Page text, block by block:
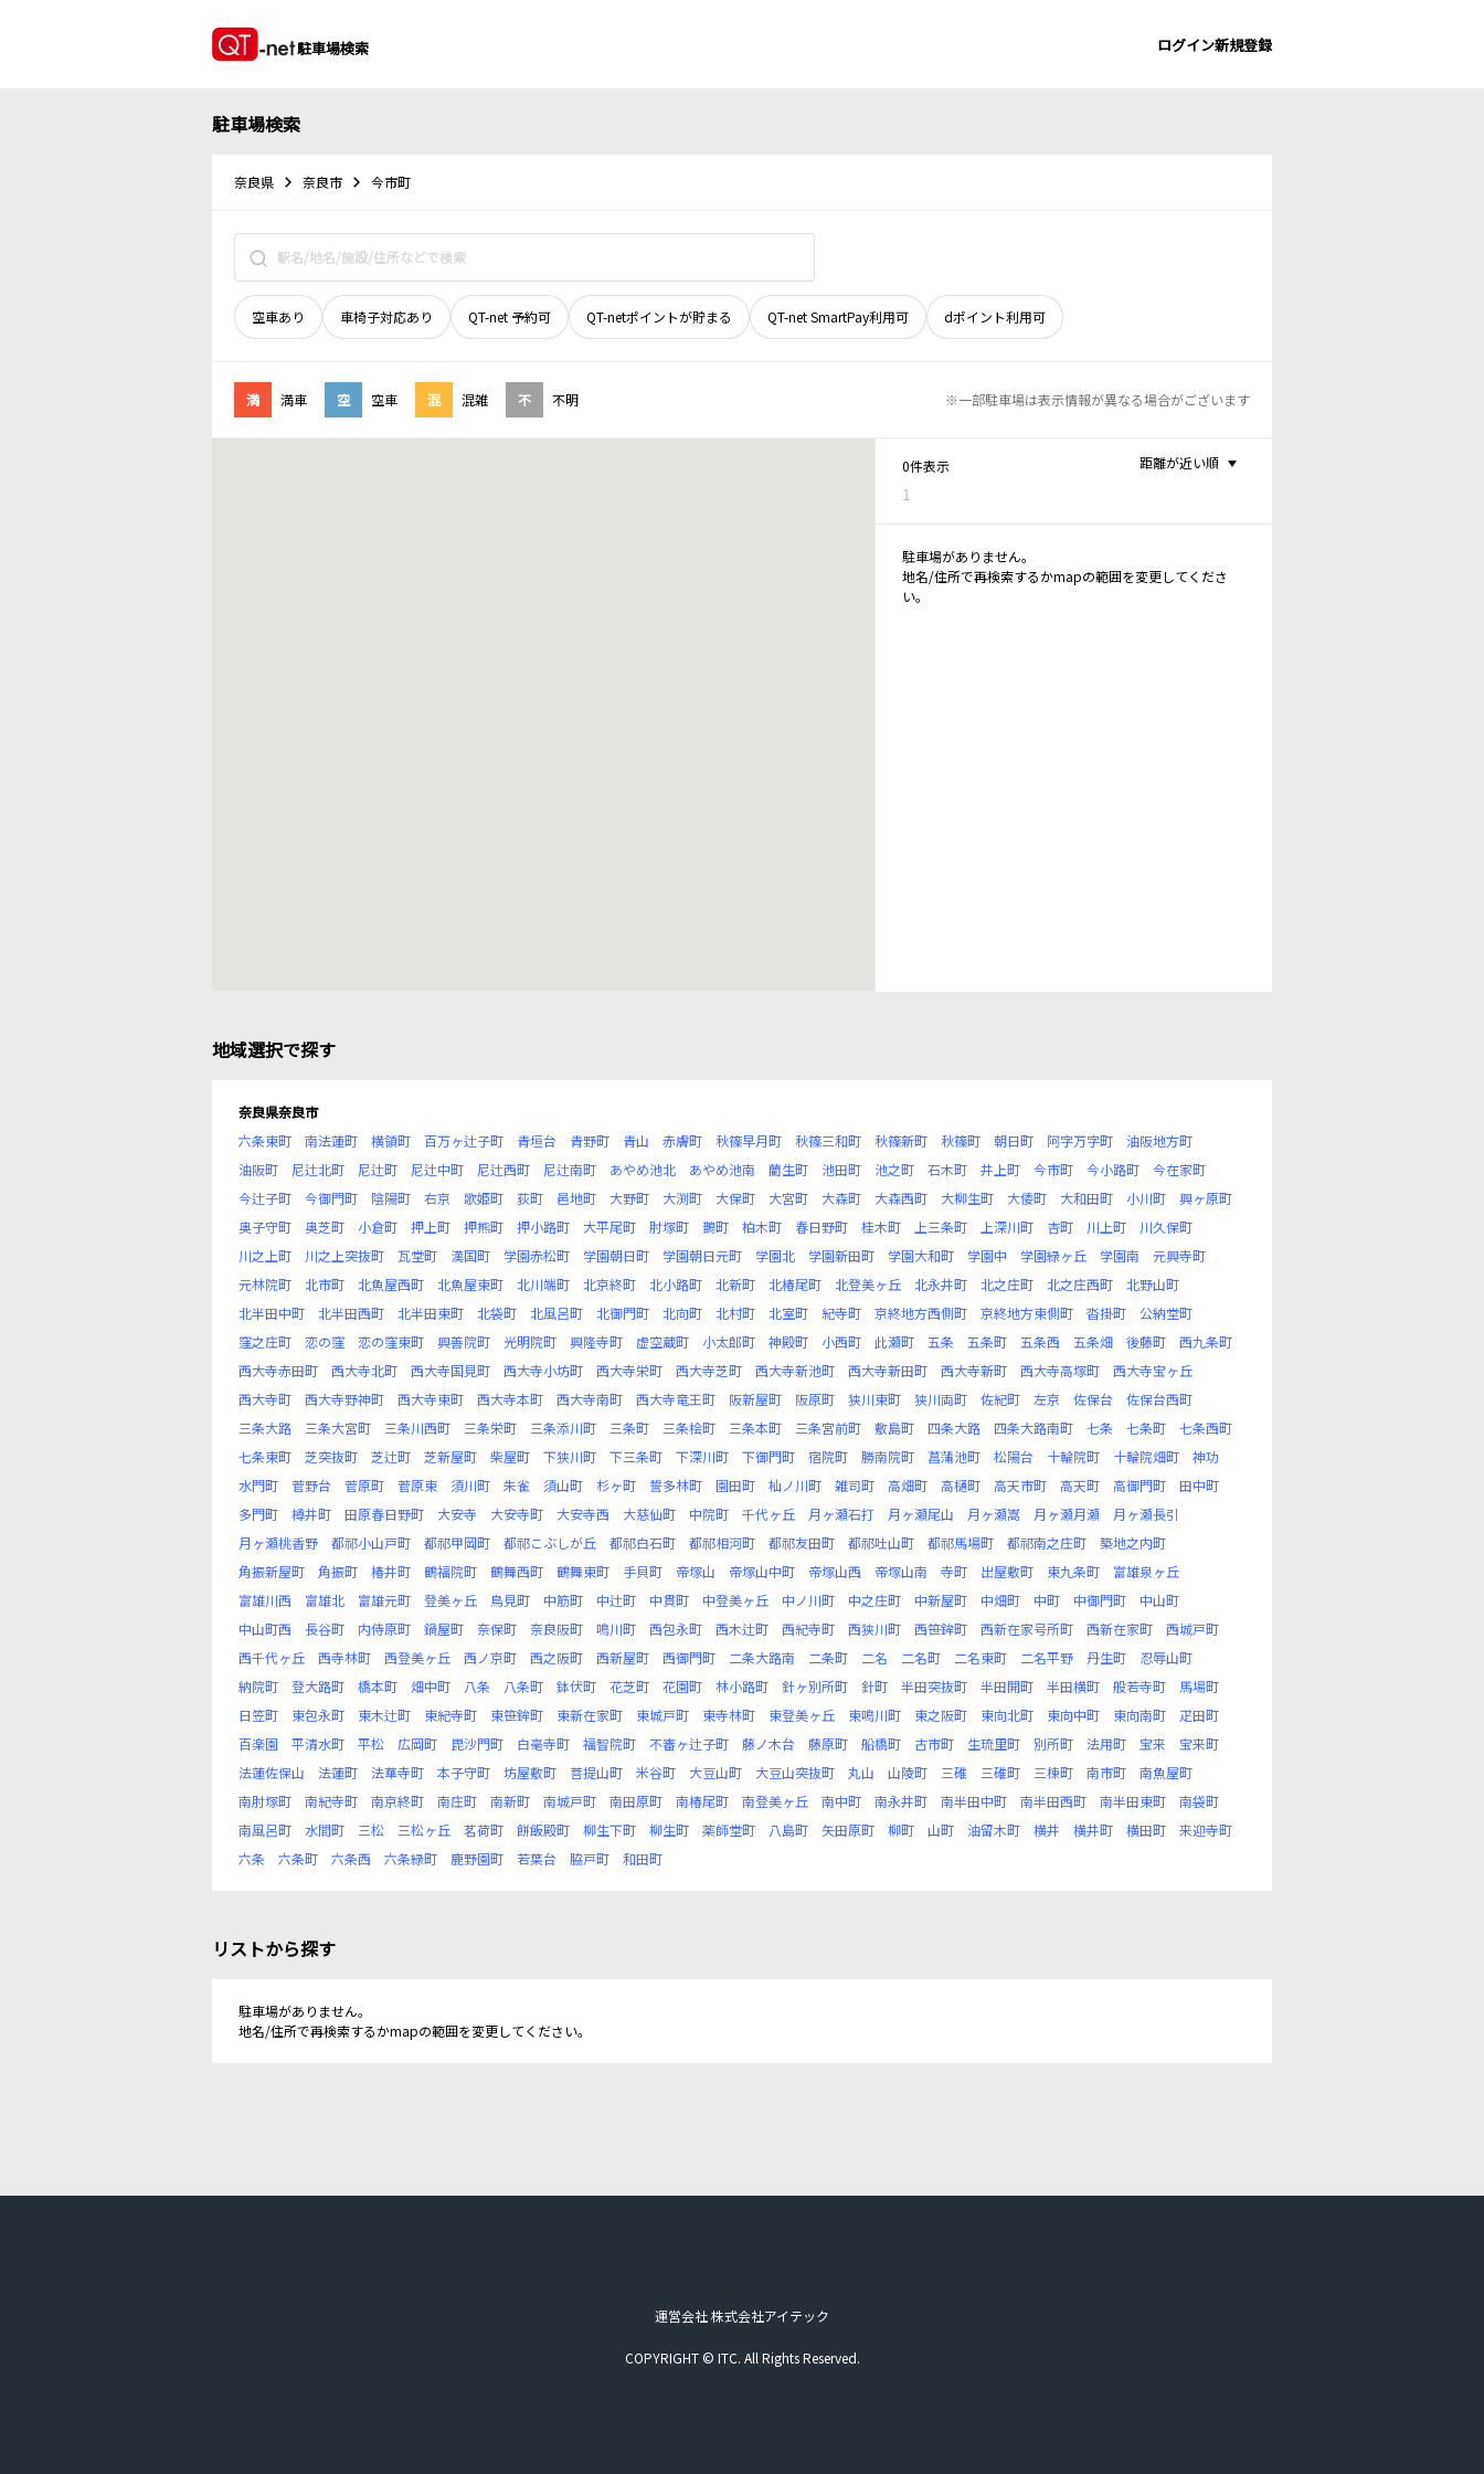
駐車場検索 ログイン新規登録
駐車場検索
奈良県 奈良市 今市町
空車あり 車椅子対応あり QT-net 予約可 QT-netポイントが貯まる QT-net SmartPay利用可 dポイント利用可
満 満車 空 空車 混 混雑 不 不明 ※一部駐車場は表示情報が異なる場合がございます
0件表示
1
距離が近い順
駐車場がありません。
地名/住所で再検索するかmapの範囲を変更してくださ
い。
地域選択で探す
奈良県奈良市
六条東町
南法蓮町 横領町 百万ヶ辻子町 青垣台 青野町 青山 赤膚町 秋篠早月町 秋篠三和町 秋篠新町 秋篠町 朝日町 阿字万字町
油阪地方町
油阪町
尼辻北町 尼辻町 尼辻中町 尼辻西町 尼辻南町 あやめ池北 あやめ池南 藺生町 池田町 池之町 石木町 井上町 今市町 今小路町
今在家町
今辻子町
今御門町 陰陽町 右京 歌姫町 荻町 邑地町 大野町 大渕町 大保町 大宮町 大森町 大森西町 大柳生町 大倭町 大和田町 小川町
興ヶ原町
奥子守町
奥芝町 小倉町 押上町 押熊町 押小路町 大平尾町 肘塚町 鵲町 柏木町 春日野町 桂木町 上三条町 上深川町 杏町 川上町
川久保町
川之上町
川之上突抜町 瓦堂町 漢国町 学園赤松町 学園朝日町 学園朝日元町 学園北 学園新田町 学園大和町 学園中 学園緑ヶ丘 学園南
元興寺町
元林院町
北市町 北魚屋西町 北魚屋東町 北川端町 北京終町 北小路町 北新町 北椿尾町 北登美ヶ丘 北永井町 北之庄町 北之庄西町
北野山町
北半田中町
北半田西町 北半田東町 北袋町 北風呂町 北御門町 北向町 北村町 北室町 紀寺町 京終地方西側町 京終地方東側町 沓掛町
公納堂町
窪之庄町
恋の窪 恋の窪東町 興善院町 光明院町 興隆寺町 虚空蔵町 小太郎町 神殿町 小西町 此瀬町 五条 五条町 五条西 五条畑 後藤町
西九条町
西大寺赤田町
西大寺北町 西大寺国見町 西大寺小坊町 西大寺栄町 西大寺芝町 西大寺新池町 西大寺新田町 西大寺新町 西大寺高塚町
西大寺宝ヶ丘
西大寺町
西大寺野神町 西大寺東町 西大寺本町 西大寺南町 西大寺竜王町 阪新屋町 阪原町 狭川東町 狭川両町 佐紀町 左京 佐保台
佐保台西町
三条大路
三条大宮町 三条川西町 三条栄町 三条添川町 三条町 三条桧町 三条本町 三条宮前町 敷島町 四条大路 四条大路南町 七条 七条町
七条西町
七条東町
芝突抜町 芝辻町 芝新屋町 柴屋町 下狭川町 下三条町 下深川町 下御門町 宿院町 勝南院町 菖蒲池町 松陽台 十輪院町 十輪院畑町
神功
水門町
菅野台 菅原町 菅原東 須川町 朱雀 須山町 杉ヶ町 誓多林町 園田町 杣ノ川町 雑司町 高畑町 高樋町 高天市町 高天町 高御門町
田中町
多門町
樽井町 田原春日野町 大安寺 大安寺町 大安寺西 大慈仙町 中院町 千代ヶ丘 月ヶ瀬石打 月ヶ瀬尾山 月ヶ瀬嵩 月ヶ瀬月瀬
月ヶ瀬長引
月ヶ瀬桃香野
都祁小山戸町 都祁甲岡町 都祁こぶしが丘 都祁白石町 都祁相河町 都祁友田町 都祁吐山町 都祁馬場町 都祁南之庄町
築地之内町
角振新屋町
角振町 椿井町 鶴福院町 鶴舞西町 鶴舞東町 手貝町 帝塚山 帝塚山中町 帝塚山西 帝塚山南 寺町 出屋敷町 東九条町
富雄泉ヶ丘
富雄川西
富雄北 富雄元町 登美ヶ丘 鳥見町 中筋町 中辻町 中貫町 中登美ヶ丘 中ノ川町 中之庄町 中新屋町 中畑町 中町 中御門町
中山町
中山町西
長谷町 内侍原町 鍋屋町 奈保町 奈良阪町 鳴川町 西包永町 西木辻町 西紀寺町 西狭川町 西笹鉾町 西新在家号所町 西新在家町
西城戸町
西千代ヶ丘
西寺林町 西登美ヶ丘 西ノ京町 西之阪町 西新屋町 西御門町 二条大路南 二条町 二名 二名町 二名東町 二名平野 丹生町
忍辱山町
納院町
登大路町 橋本町 畑中町 八条 八条町 鉢伏町 花芝町 花園町 林小路町 針ヶ別所町 針町 半田突抜町 半田開町 半田横町 般若寺町
馬場町
日笠町
東包永町 東木辻町 東紀寺町 東笹鉾町 東新在家町 東城戸町 東寺林町 東登美ヶ丘 東鳴川町 東之阪町 東向北町 東向中町 東向南町
疋田町
百楽園
平清水町 平松 広岡町 毘沙門町 白毫寺町 福智院町 不審ヶ辻子町 藤ノ木台 藤原町 船橋町 古市町 生琉里町 別所町 法用町 宝来
宝来町
法蓮佐保山
法蓮町 法華寺町 本子守町 坊屋敷町 菩提山町 米谷町 大豆山町 大豆山突抜町 丸山 山陵町 三碓 三碓町 三棟町 南市町
南魚屋町
南肘塚町
南紀寺町 南京終町 南庄町 南新町 南城戸町 南田原町 南椿尾町 南登美ヶ丘 南中町 南永井町 南半田中町 南半田西町 南半田東町
南袋町
南風呂町
水間町 三松 三松ヶ丘 茗荷町 餅飯殿町 柳生下町 柳生町 薬師堂町 八島町 矢田原町 柳町 山町 油留木町 横井 横井町 横田町
来迎寺町
六条
六条町 六条西 六条緑町 鹿野園町 若葉台 脇戸町 和田町
リストから探す
駐車場がありません。
地名/住所で再検索するかmapの範囲を変更してください。
運営会社 株式会社アイテック
COPYRIGHT © ITC. All Rights Reserved.